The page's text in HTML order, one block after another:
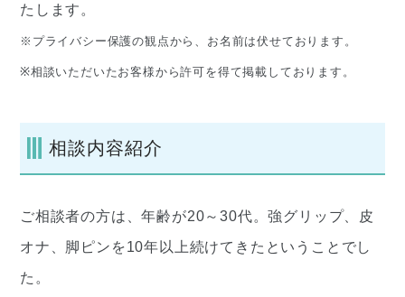
たします。
※プライバシー保護の観点から、お名前は伏せております。
※相談いただいたお客様から許可を得て掲載しております。
相談内容紹介
ご相談者の方は、年齢が20～30代。強グリップ、皮
オナ、脚ピンを10年以上続けてきたということでし
た。